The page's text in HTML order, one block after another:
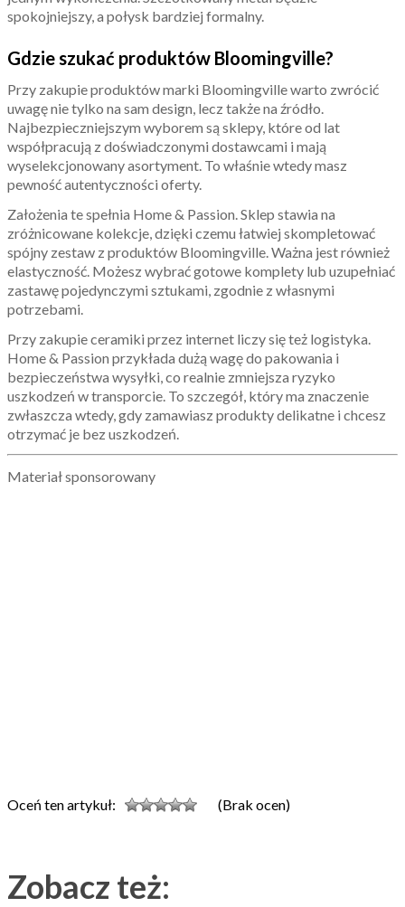
spokojniejszy, a połysk bardziej formalny.
Gdzie szukać produktów Bloomingville?
Przy zakupie produktów marki Bloomingville warto zwrócić
uwagę nie tylko na sam design, lecz także na źródło.
Najbezpieczniejszym wyborem są sklepy, które od lat
współpracują z doświadczonymi dostawcami i mają
wyselekcjonowany asortyment. To właśnie wtedy masz
pewność autentyczności oferty.
Założenia te spełnia Home & Passion. Sklep stawia na
zróżnicowane kolekcje, dzięki czemu łatwiej skompletować
spójny zestaw z produktów Bloomingville. Ważna jest również
elastyczność. Możesz wybrać gotowe komplety lub uzupełniać
zastawę pojedynczymi sztukami, zgodnie z własnymi
potrzebami.
Przy zakupie ceramiki przez internet liczy się też logistyka.
Home & Passion przykłada dużą wagę do pakowania i
bezpieczeństwa wysyłki, co realnie zmniejsza ryzyko
uszkodzeń w transporcie. To szczegół, który ma znaczenie
zwłaszcza wtedy, gdy zamawiasz produkty delikatne i chcesz
otrzymać je bez uszkodzeń.
Materiał sponsorowany
Oceń ten artykuł: (Brak ocen)
Zobacz też: